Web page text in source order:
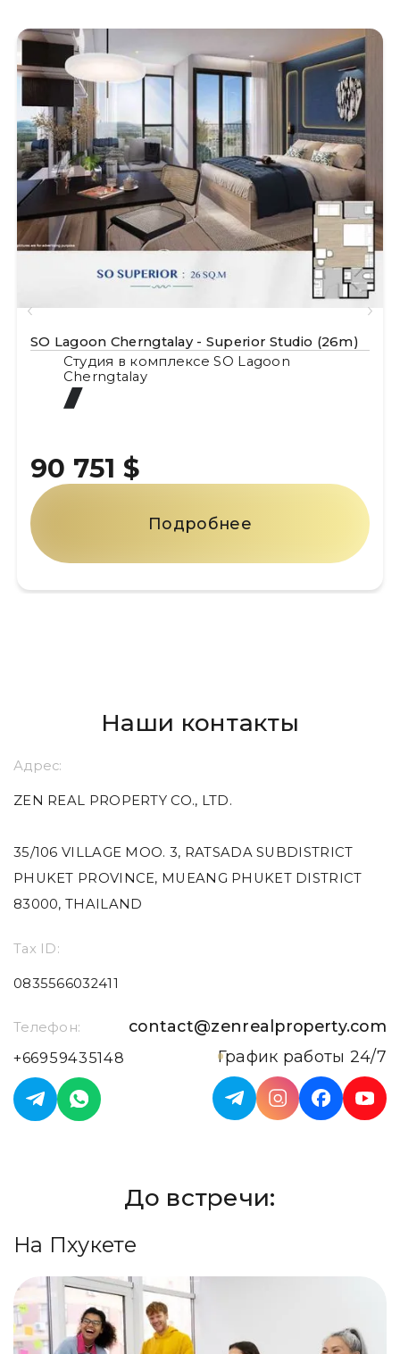
SO Lagoon Cherngtalay - Superior Studio (26m)
Студия в комплексе SO Lagoon
Cherngtalay
90 751 $
Подробнее
Наши контакты
Адрес:
ZEN REAL PROPERTY CO., LTD.
35/106 VILLAGE MOO. 3, RATSADA SUBDISTRICT
PHUKET PROVINCE, MUEANG PHUKET DISTRICT
83000, THAILAND
Tax ID:
0835566032411
Телефон:
+66959435148
contact@zenrealproperty.com
График работы 24/7
До встречи:
На Пхукете